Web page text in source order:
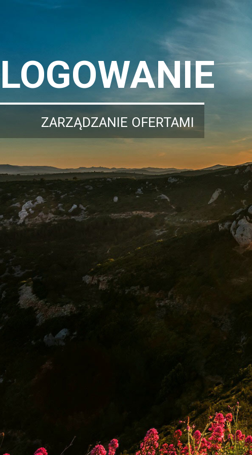
LOGOWANIE
ZARZĄDZANIE OFERTAMI